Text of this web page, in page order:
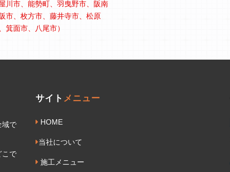
川市、能勢町、羽曳野市、阪南
市、枚方市、藤井寺市、松原
箕面市、八尾市）
域で
こで
サイト メニュー
HOME
当社について
施工メニュー